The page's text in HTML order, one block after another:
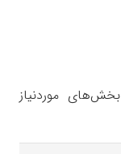
بخش‌های موردنیاز